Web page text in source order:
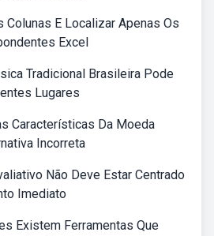
Colunas E Localizar Apenas Os
Excel
Tradicional Brasileira Pode
Lugares
Características Da Moeda
Incorreta
Não Deve Estar Centrado
Imediato
Existem Ferramentas Que